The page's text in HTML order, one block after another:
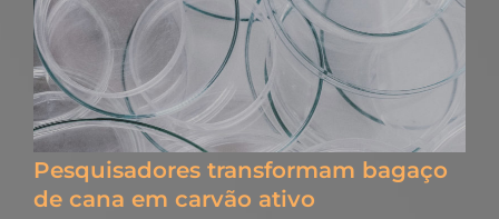
Pesquisadores transformam bagaço
de cana em carvão ativo